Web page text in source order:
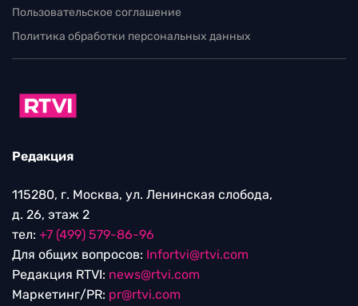
Пользовательское соглашение
Политика обработки персональных данных
Редакция
115280, г. Москва, ул. Ленинская слобода,
д. 26, этаж 2
тел: +7 (499) 579-86-96
Для общих вопросов: Infortvi@rtvi.com
Редакция RTVI: news@rtvi.com
Маркетинг/PR: pr@rtvi.com